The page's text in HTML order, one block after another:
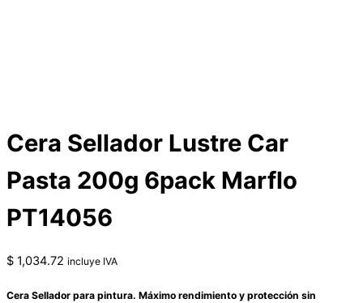
Cera Sellador Lustre Car
Pasta 200g 6pack Marflo
PT14056
$ 1,034.72 incluye IVA
Cera Sellador para pintura. Máximo rendimiento y protección sin